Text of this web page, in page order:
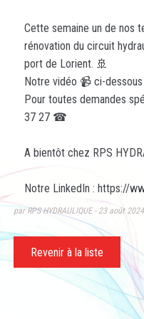
Cette semaine un de nos
rénovation du circuit
port de Lorient. 🚢
Notre vidéo 📹 ci-
Pour toutes demandes
37 27 ☎
A bientôt chez RPS
Notre LinkedIn :https://
par RPS HYDRAULIQUE 23 août 2024
Revenir à la liste